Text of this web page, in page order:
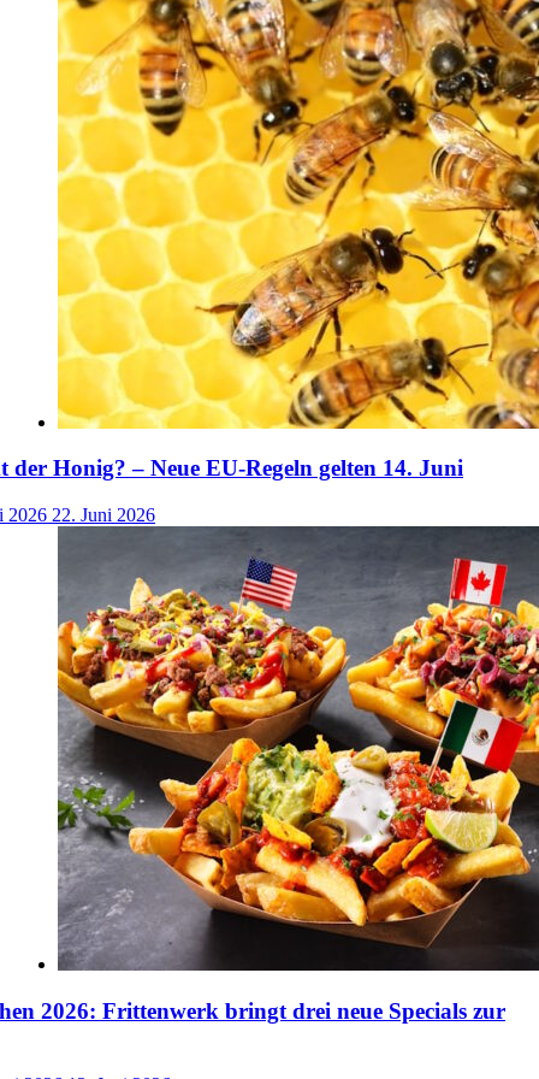
der Honig? – Neue EU-Regeln gelten 14. Juni
2026 22. Juni 2026
2026: Frittenwerk bringt drei neue Specials zur